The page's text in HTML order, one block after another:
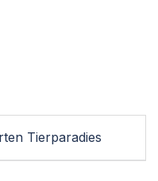
Tierparadies